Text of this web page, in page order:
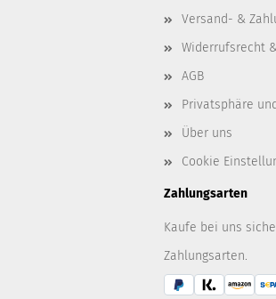
Versand- &
Widerrufsrecht
AGB
Privatsphäre
Über uns
Cookie
Zahlungsarten
Kaufe bei uns
Zahlungsarten.